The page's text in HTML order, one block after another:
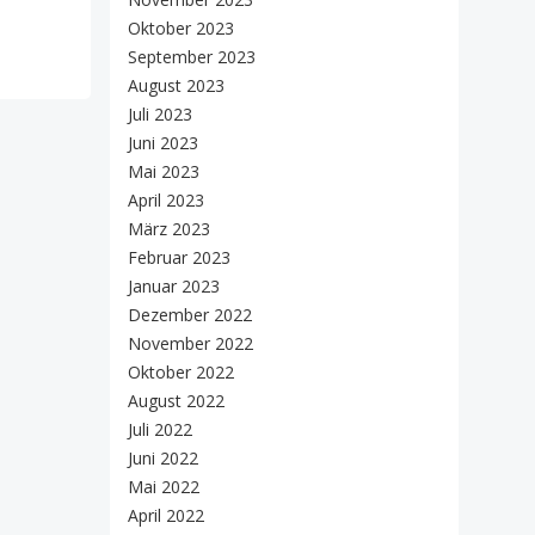
Oktober 2023
September 2023
August 2023
Juli 2023
Juni 2023
Mai 2023
April 2023
März 2023
Februar 2023
Januar 2023
Dezember 2022
November 2022
Oktober 2022
August 2022
Juli 2022
Juni 2022
Mai 2022
April 2022